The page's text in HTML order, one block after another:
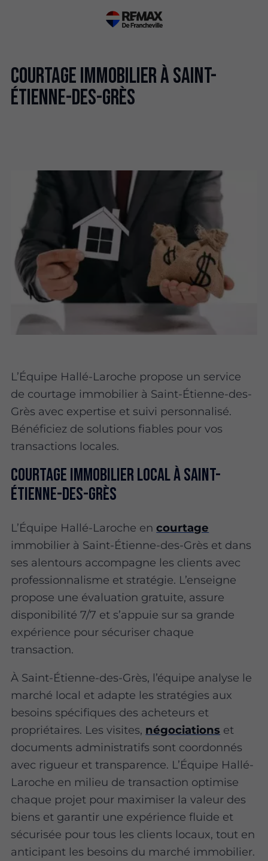
Courtage immobilier à Saint-
Étienne-des-Grès
L’Équipe Hallé-Laroche propose un service
de courtage immobilier à Saint-Étienne-des-
Grès avec expertise et suivi personnalisé.
Bénéficiez de solutions fiables pour vos
transactions locales.
Courtage immobilier local à Saint-
Étienne-des-Grès
L’Équipe Hallé-Laroche encourtage
immobilier à Saint-Étienne-des-Grès et dans
ses alentours accompagne les clients avec
professionnalisme et stratégie. L’enseigne
propose une évaluation gratuite, assure
disponibilité 7/7 et s’appuie sur sa grande
expérience pour sécuriser chaque
transaction.
À Saint-Étienne-des-Grès, l’équipe analyse le
marché local et adapte les stratégies aux
besoins spécifiques des acheteurs et
propriétaires. Les visites, négociations et
documents administratifs sont coordonnés
avec rigueur et transparence. L’Équipe Hallé-
Laroche en milieu de transaction optimise
chaque projet pour maximiser la valeur des
biens et garantir une expérience fluide et
sécurisée pour tous les clients locaux, tout en
anticipant les besoins du marché immobilier.